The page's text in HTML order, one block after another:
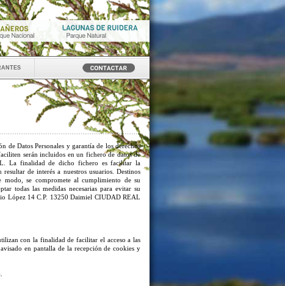
Datos Personales y garantía de los derechos
serán incluidos en un fichero de datos de
La finalidad de dicho fichero es facilitar la
de interés a nuestros usuarios. Destinos
modo, se compromete al cumplimiento de su
todas las medidas necesarias para evitar su
López 14 C.P. 13250 Daimiel CIUDAD REAL
con la finalidad de facilitar el acceso a las
en pantalla de la recepción de cookies y